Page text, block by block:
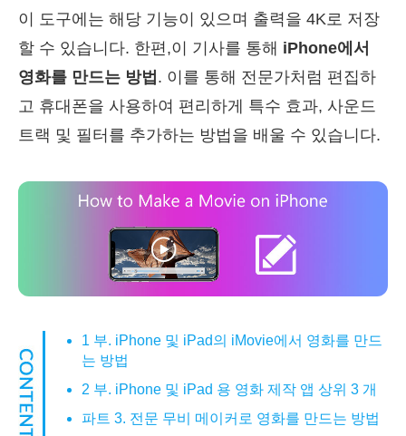
이 도구에는 해당 기능이 있으며 출력을 4K로 저장
할 수 있습니다. 한편,이 기사를 통해 iPhone에서
영화를 만드는 방법 . 이를 통해 전문가처럼 편집하
고 휴대폰을 사용하여 편리하게 특수 효과, 사운드
트랙 및 필터를 추가하는 방법을 배울 수 있습니다.
1 부. iPhone 및 iPad의 iMovie에서 영화를 만드
는 방법
2 부. iPhone 및 iPad 용 영화 제작 앱 상위 3 개
파트 3. 전문 무비 메이커로 영화를 만드는 방법